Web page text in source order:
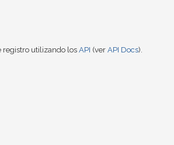
registro utilizando losAPI (ver API Docs).